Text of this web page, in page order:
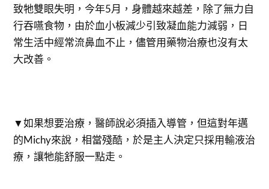
致牠雙眼失明，今年5月，身體越來越差，除了無力自
行吞嚥食物，由於血小板減少引致凝血能力減弱，日
常生活中經常流鼻血不止，儘管用藥物治療也沒有太
大改善。
▼如果想要治療，醫師說必須插入導管，但這對年邁
的Michy來說，相當殘酷，於是主人決定只採用輸液治
療，讓牠能舒服一點走。